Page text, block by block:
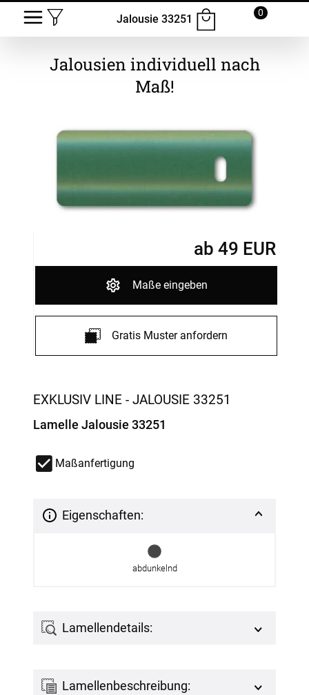
Jalousie 33251
0
Jalousien individuell nach
Maß!
EXKLUSIV LINE - JALOUSIE 33251
Lamelle Jalousie 33251
Maßanfertigung
Eigenschaften:
abdunkelnd
Lamellendetails:
Lamellenbeschreibung:
ab 49 EUR
Maße eingeben
Gratis Muster anfordern